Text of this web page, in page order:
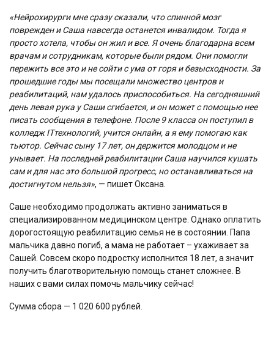
«Нейрохирурги мне сразу сказали, что спинной мозг
поврежден и Саша навсегда останется инвалидом. Тогда я
просто хотела, чтобы он жил и все. Я очень благодарна всем
врачам и сотрудникам, которые были рядом. Они помогли
пережить все это и не сойти с ума от горя и безысходности. За
прошедшие годы мы посещали множество центров и
реабилитаций, нам удалось приспособиться. На сегодняшний
день левая рука у Саши сгибается, и он может с помощью нее
писать сообщения в телефоне. После 9 класса он поступил в
колледжITтехнологий, учится онлайн, а я ему помогаю как
тьютор. Сейчас сыну 17 лет, он держится молодцом и не
унывает. На последней реабилитации Саша научился кушать
сам и для нас это большой прогресс, но останавливаться на
достигнутом нельзя», — пишет Оксана.
Саше необходимо продолжать активно заниматься в
специализированном медицинском центре. Однако оплатить
дорогостоящую реабилитацию семья не в состоянии. Папа
мальчика давно погиб, а мама не работает – ухаживает за
Сашей. Совсем скоро подростку исполнится 18 лет, а значит
получить благотворительную помощь станет сложнее. В
наших с вами силах помочь мальчику сейчас!
Сумма сбора — 1 020 600 рублей.